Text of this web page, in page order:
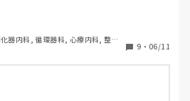
いです。
器内科, 循環器科, 心療内科, 整形
9 ・ 06/11